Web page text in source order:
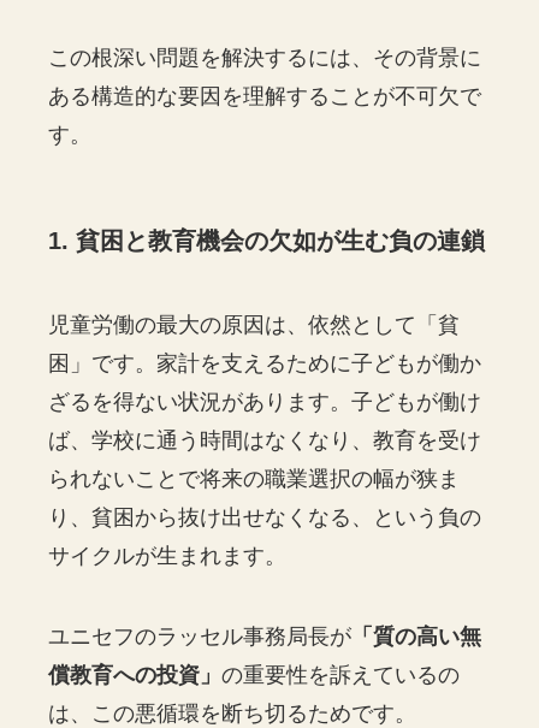
この根深い問題を解決するには、その背景に
ある構造的な要因を理解することが不可欠で
す。
1. 貧困と教育機会の欠如が生む負の連鎖
児童労働の最大の原因は、依然として「貧
困」です。家計を支えるために子どもが働か
ざるを得ない状況があります。子どもが働け
ば、学校に通う時間はなくなり、教育を受け
られないことで将来の職業選択の幅が狭ま
り、貧困から抜け出せなくなる、という負の
サイクルが生まれます。
ユニセフのラッセル事務局長が 「質の高い無
償教育への投資」の重要性を訴えているの
は、この悪循環を断ち切るためです。